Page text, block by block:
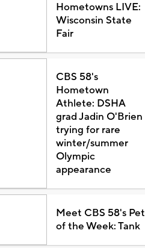
Hometowns LIVE:
Wisconsin State
Fair
CBS 58's
Hometown
Athlete: DSHA
grad Jadin O'Brien
trying for rare
winter/summer
Olympic
appearance
Meet CBS 58's Pet
of the Week: Tank